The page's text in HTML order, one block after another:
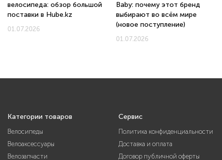
велосипеда: обзор большой
поставки в Hube.kz
01.07.2026
Baby: почему этот бренд
выбирают во всём мире
(новое поступление)
01.07.2026
Категории товаров
Велосипеды
Велоаксессуары
Велозапчасти
Сервис
Политика конфиденциальности
Доставка и оплата
Договор публичной оферты